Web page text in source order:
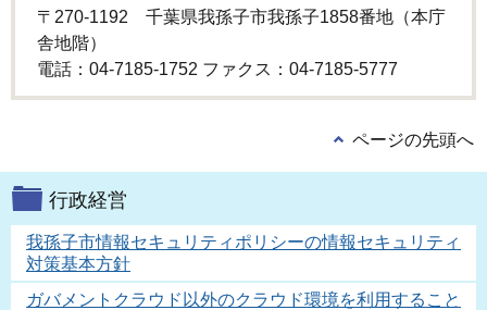
〒270-1192 千葉県我孫子市我孫子1858番地（本庁
舎地階）
電話：04-7185-1752 ファクス：04-7185-5777
ページの先頭へ
行政経営
我孫子市情報セキュリティポリシーの情報セキュリティ
対策基本方針
ガバメントクラウド以外のクラウド環境を利用すること